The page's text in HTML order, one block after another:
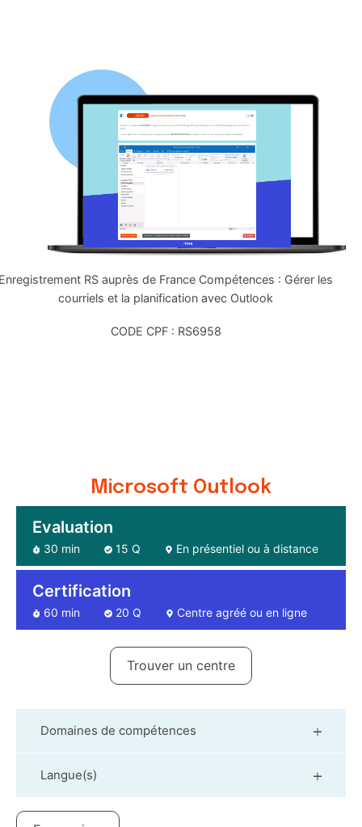
RS auprès de France Compétences : Gérer les
courriels et la planification avec Outlook
CODE CPF : RS6958
Microsoft Outlook
Evaluation
30 min 15 Q En présentiel ou à distance
Certification
60 min 20 Q Centre agréé ou en ligne
Trouver un centre
Domaines de compétences
Langue(s)